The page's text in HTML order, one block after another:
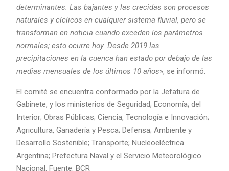
determinantes. Las bajantes y las crecidas son procesos
naturales y cíclicos en cualquier sistema fluvial, pero se
transforman en noticia cuando exceden los parámetros
normales; esto ocurre hoy. Desde 2019 las
precipitaciones en la cuenca han estado por debajo de las
medias mensuales de los últimos 10 años», se informó.
El comité se encuentra conformado por la Jefatura de
Gabinete, y los ministerios de Seguridad; Economía; del
Interior; Obras Públicas; Ciencia, Tecnología e Innovación;
Agricultura, Ganadería y Pesca; Defensa; Ambiente y
Desarrollo Sostenible; Transporte; Nucleoeléctrica
Argentina; Prefectura Naval y el Servicio Meteorológico
Nacional. Fuente: BCR